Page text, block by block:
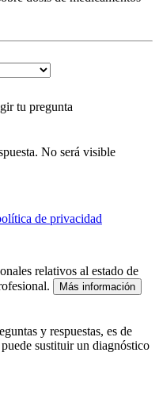
tu pregunta
No será visible
de privacidad
relativos al estado de
Más información
y respuestas, es de
sustituir un diagnóstico